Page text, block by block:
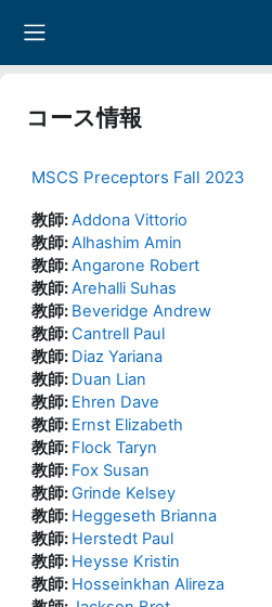
コース情報
MSCS Preceptors Fall 2023
教師:Addona Vittorio
教師:Alhashim Amin
教師:Angarone Robert
教師:Arehalli Suhas
教師: Beveridge Andrew
教師:Cantrell Paul
教師: Diaz Yariana
教師: Duan Lian
教師: Ehren Dave
教師: Ernst Elizabeth
教師: Flock Taryn
教師: Fox Susan
教師:Grinde Kelsey
教師: Heggeseth Brianna
教師: Herstedt Paul
教師: Heysse Kristin
教師: Hosseinkhan Alireza